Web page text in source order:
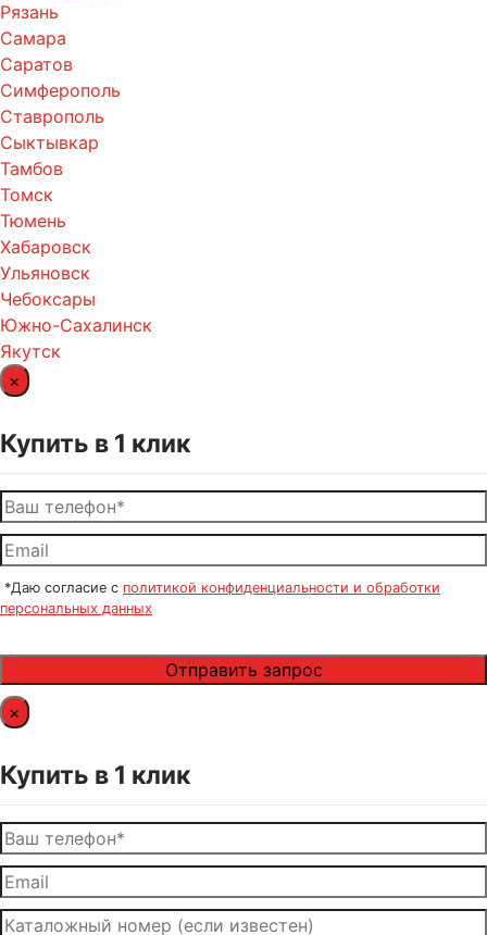
Рязань
Самара
Саратов
Симферополь
Ставрополь
Сыктывкар
Тамбов
Томск
Тюмень
Хабаровск
Ульяновск
Чебоксары
Южно-Сахалинск
Якутск
×
Купить в 1 клик
*Даю согласие с политикой конфиденциальности и обработки
персональных данных
×
Купить в 1 клик